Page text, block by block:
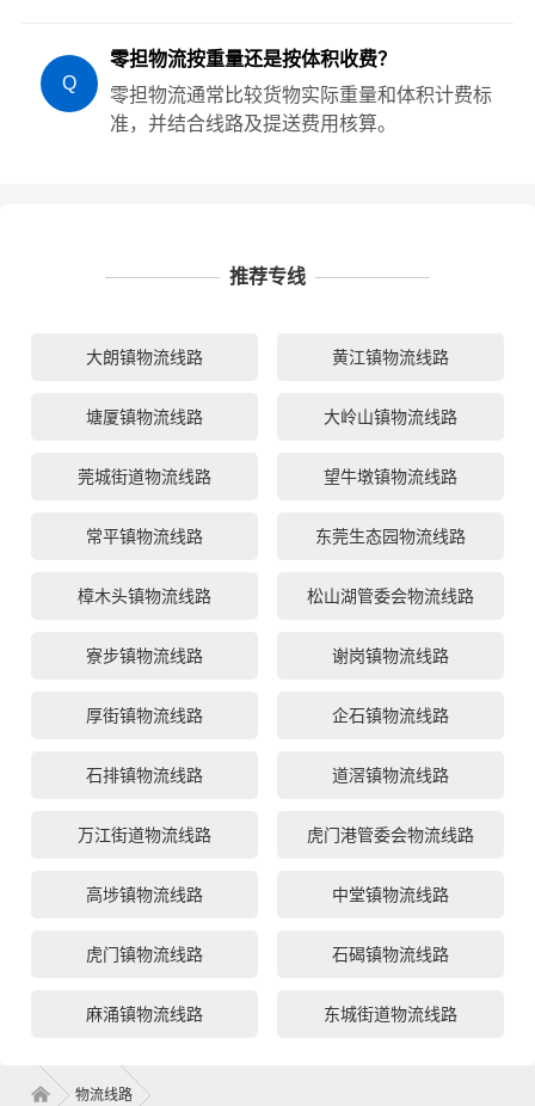
Q
零担物流按重量还是按体积收费？
零担物流通常比较货物实际重量和体积计费标
准，并结合线路及提送费用核算。
推荐专线
大朗镇物流线路 黄江镇物流线路
塘厦镇物流线路 大岭山镇物流线路
莞城街道物流线路 望牛墩镇物流线路
常平镇物流线路 东莞生态园物流线路
樟木头镇物流线路 松山湖管委会物流线路
寮步镇物流线路 谢岗镇物流线路
厚街镇物流线路 企石镇物流线路
石排镇物流线路 道滘镇物流线路
万江街道物流线路 虎门港管委会物流线路
高埗镇物流线路 中堂镇物流线路
虎门镇物流线路 石碣镇物流线路
麻涌镇物流线路 东城街道物流线路
物流线路